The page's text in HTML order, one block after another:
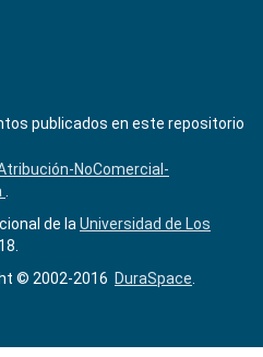
publicados en este repositorio
NoComercial-
de la Universidad de Los
© 2002-2016 DuraSpace